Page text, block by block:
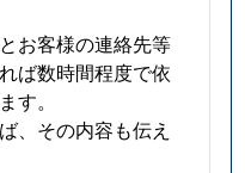
お客様の連絡先等
ば数時間程度で依
す。
、その内容も伝え